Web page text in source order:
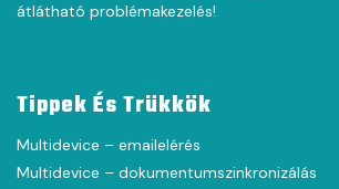
átlátható problémakezelés!
Tippek És Trükkök
Multidevice – emailelérés
Multidevice – dokumentumszinkronizálás